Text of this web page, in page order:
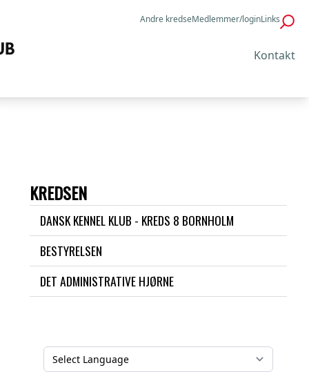
Andre kredseMedlemmer/loginLinks
Kontakt
KREDSEN
DANSK KENNEL KLUB - KREDS 8 BORNHOLM
BESTYRELSEN
DET ADMINISTRATIVE HJØRNE